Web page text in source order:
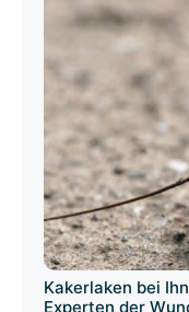
Kakerlaken bei
Experten der